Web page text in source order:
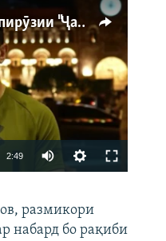
Ҳаводории арманиҳо аз пирӯзии "Ҷаллод"-и тоҷик
480p
2:49
360p
480p
размикори
набард бо рақиби